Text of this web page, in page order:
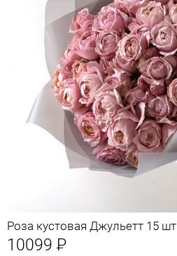
Роза кустовая Джульетт 15 шт
10099 Р